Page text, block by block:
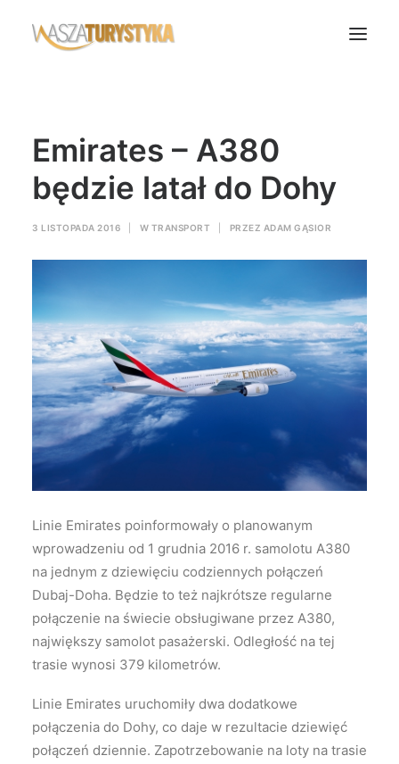
Biura podróży
Transport
Noclegi
Polska
Świat
Rok Kobiet
Wasze Podróże
Wyszukiwanie
Emirates – A380
będzie latał do Dohy
3 LISTOPADA 2016 W TRANSPORT PRZEZ ADAM GĄSIOR
Linie Emirates poinformowały o planowanym
wprowadzeniu od 1 grudnia 2016 r. samolotu A380
na jednym z dziewięciu codziennych połączeń
Dubaj-Doha. Będzie to też najkrótsze regularne
połączenie na świecie obsługiwane przez A380,
największy samolot pasażerski. Odległość na tej
trasie wynosi 379 kilometrów.
Linie Emirates uruchomiły dwa dodatkowe
połączenia do Dohy, co daje w rezultacie dziewięć
połączeń dziennie. Zapotrzebowanie na loty na trasie